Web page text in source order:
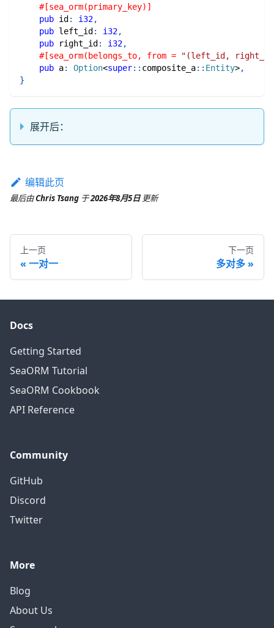
#[sea_orm(primary_key)]
pub id : i32,
pub left_id : i32,
pub right_id : i32,
#[sea_orm(belongs_to, from =
"(left_id,
pub a: Option<super:: composite_a:: Entity>,
}
展开后：
编辑此页
最后由Chris Tsang 于2026年8月5日 更新
上一页
一对一
下一页
多对多
Docs
Getting Started
SeaORM Tutorial
SeaORM Cookbook
API Reference
Community
GitHub
Discord
Twitter
More
Blog
About Us